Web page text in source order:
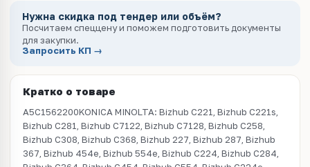
Нужна скидка под тендер или объём?
Посчитаем спеццену и поможем подготовить документы
для закупки.
Запросить КП →
Кратко о товаре
A5C1562200KONICA MINOLTA: Bizhub C221, Bizhub C221s,
Bizhub C281, Bizhub C7122, Bizhub C7128, Bizhub C258,
Bizhub C308, Bizhub C368, Bizhub 227, Bizhub 287, Bizhub
367, Bizhub 454e, Bizhub 554e, Bizhub C224, Bizhub C284,